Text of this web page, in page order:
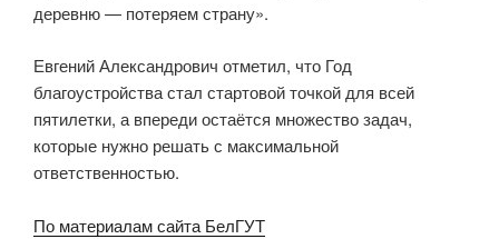
деревню — потеряем страну».
Евгений Александрович отметил, что Год
благоустройства стал стартовой точкой для всей
пятилетки, а впереди остаётся множество задач,
которые нужно решать с максимальной
ответственностью.
По материалам сайта БелГУТ